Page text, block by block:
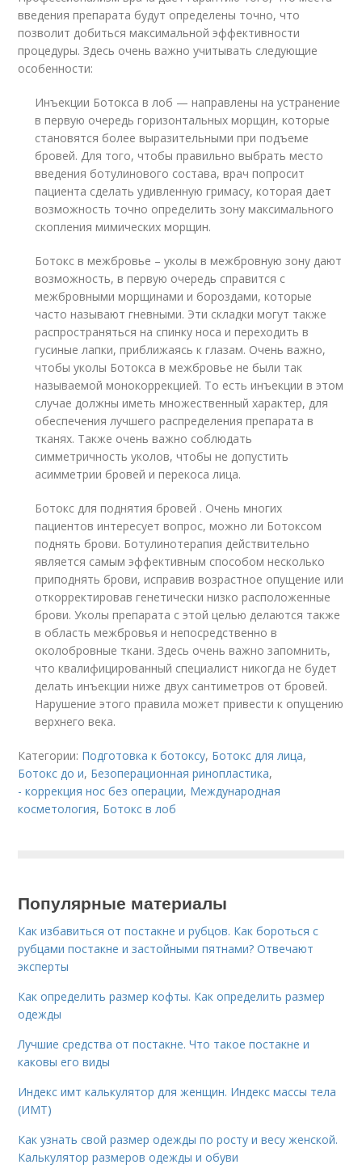
введения препарата будут определены точно, что
позволит добиться максимальной эффективности
процедуры. Здесь очень важно учитывать следующие
особенности:
Инъекции Ботокса в лоб — направлены на устранение
в первую очередь горизонтальных морщин, которые
становятся более выразительными при подъеме
бровей. Для того, чтобы правильно выбрать место
введения ботулинового состава, врач попросит
пациента сделать удивленную гримасу, которая дает
возможность точно определить зону максимального
скопления мимических морщин.
Ботокс в межбровье – уколы в межбровную зону дают
возможность, в первую очередь справится с
межбровными морщинами и бороздами, которые
часто называют гневными. Эти складки могут также
распространяться на спинку носа и переходить в
гусиные лапки, приближаясь к глазам. Очень важно,
чтобы уколы Ботокса в межбровье не были так
называемой монокоррекцией. То есть инъекции в этом
случае должны иметь множественный характер, для
обеспечения лучшего распределения препарата в
тканях. Также очень важно соблюдать
симметричность уколов, чтобы не допустить
асимметрии бровей и перекоса лица.
Ботокс для поднятия бровей . Очень многих
пациентов интересует вопрос, можно ли Ботоксом
поднять брови. Ботулинотерапия действительно
является самым эффективным способом несколько
приподнять брови, исправив возрастное опущение или
откорректировав генетически низко расположенные
брови. Уколы препарата с этой целью делаются также
в область межбровья и непосредственно в
околобровные ткани. Здесь очень важно запомнить,
что квалифицированный специалист никогда не будет
делать инъекции ниже двух сантиметров от бровей.
Нарушение этого правила может привести к опущению
верхнего века.
Категории: Подготовка к ботоксу, Ботокс для лица,
Ботокс до и, Безоперационная ринопластика,
- коррекция нос без операции, Международная
косметология, Ботокс в лоб
Популярные материалы
Как избавиться от постакне и рубцов. Как бороться с
рубцами постакне и застойными пятнами? Отвечают
эксперты
Как определить размер кофты. Как определить размер
одежды
Лучшие средства от постакне. Что такое постакне и
каковы его виды
Индекс имт калькулятор для женщин. Индекс массы тела
(ИМТ)
Как узнать свой размер одежды по росту и весу женской.
Калькулятор размеров одежды и обуви